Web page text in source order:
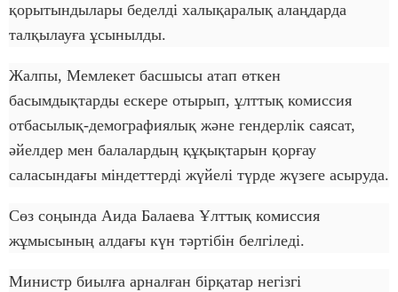
қорытындылары беделді халықаралық алаңдарда
талқылауға ұсынылды.
Жалпы, Мемлекет басшысы атап өткен
басымдықтарды ескере отырып, ұлттық комиссия
отбасылық-демографиялық және гендерлік саясат,
әйелдер мен балалардың құқықтарын қорғау
саласындағы міндеттерді жүйелі түрде жүзеге асыруда.
Сөз соңында Аида Балаева Ұлттық комиссия
жұмысының алдағы күн тәртібін белгіледі.
Министр биылға арналған бірқатар негізгі